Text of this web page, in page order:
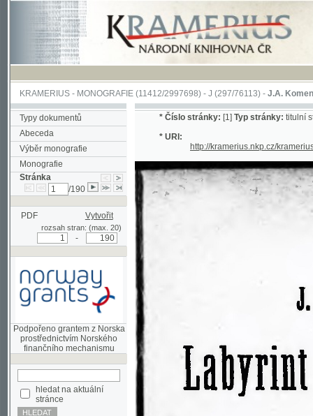
KRAMERIUS-MONOGRAFIE(11412/2997698) -J (297/76113)-J.A. Komenského
Typy dokumentů
Abeceda
Výběr monografie
Monografie
Stránka
/190
PDF Vytvořit
rozsah stran: (max. 20)
Podpořeno grantem z Norska
prostřednictvím Norského
hledat na aktuální
stránce
Pokročilé vyhledávání
http://kramerius.nkp.cz/kramerius/